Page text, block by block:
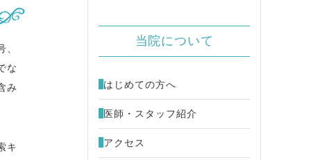
な
み
キ
当院について
はじめての方へ
医師・スタッフ紹介
アクセス